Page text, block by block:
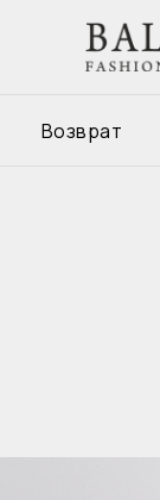
Возврат